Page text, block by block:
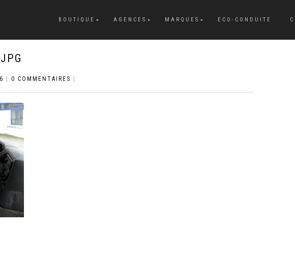
BOUTIQUE AGENCES MARQUES ECO-CONDUITE
0 COMMENTAIRES